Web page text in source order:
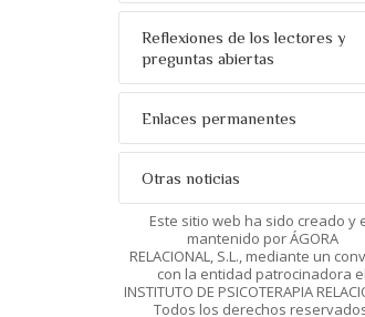
Reflexiones de los lectores y
preguntas abiertas
Enlaces permanentes
Otras noticias
Este sitio web ha sido creado y
mantenido por ÁGORA
RELACIONAL, S.L., mediante un
con la entidad patrocinadora el
INSTITUTO DE PSICOTERAPIA
Todos los derechos